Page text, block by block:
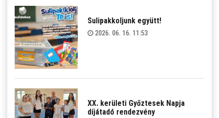
Sulipakkoljunk együtt!
2026. 06. 16. 11:53
XX. kerületi Győztesek Napja
díjátadó rendezvény